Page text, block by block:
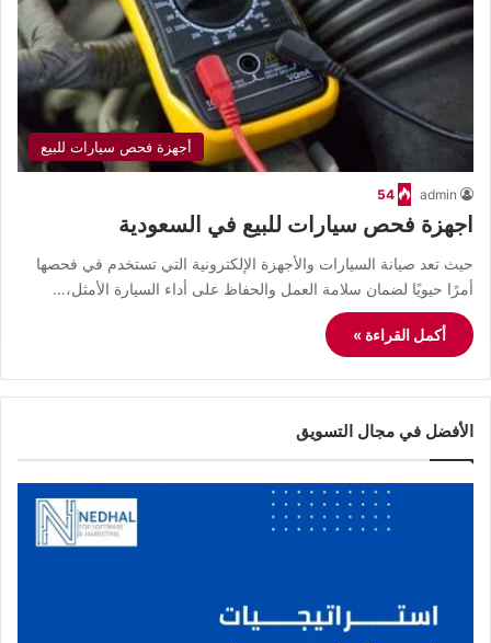
أجهزة فحص سيارات للبيع
admin
54
اجهزة فحص سيارات للبيع في السعودية
حيث تعد صيانة السيارات والأجهزة الإلكترونية التي تستخدم في فحصها
أمرًا حيويًا لضمان سلامة العمل والحفاظ على أداء السيارة الأمثل،…
أكمل القراءة »
الأفضل في مجال التسويق